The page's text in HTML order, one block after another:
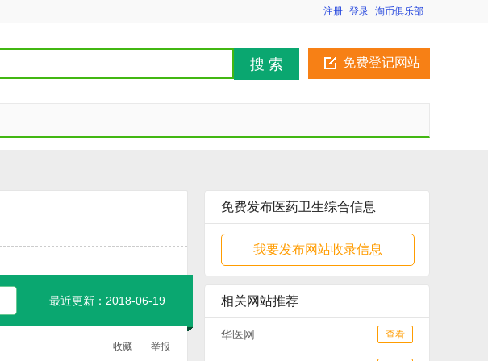
注册 登录 淘币俱乐部
免费登记网站
搜 索
最近更新：2018-06-19
收藏 举报
免费发布医药卫生综合信息
我要发布网站收录信息
相关网站推荐
华医网 查看